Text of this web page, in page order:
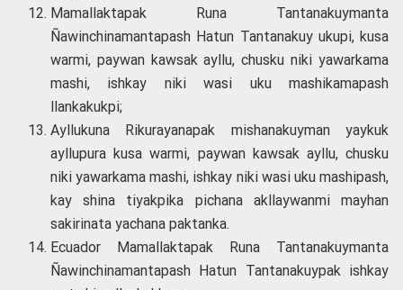
Mamallaktapak Runa Tantanakuymanta
Ñawinchinamantapash Hatun Tantanakuy ukupi, kusa
warmi, paywan kawsak ayllu, chusku niki yawarkama
mashi, ishkay niki wasi uku mashikamapash
llankakukpi;
Ayllukuna Rikurayanapak mishanakuyman yaykuk
ayllupura kusa warmi, paywan kawsak ayllu, chusku
niki yawarkama mashi, ishkay niki wasi uku mashipash,
kay shina tiyakpika pichana akllaywanmi mayhan
sakirinata yachana paktanka.
Ecuador Mamallaktapak Runa Tantanakuymanta
Ñawinchinamantapash Hatun Tantanakuypak ishkay